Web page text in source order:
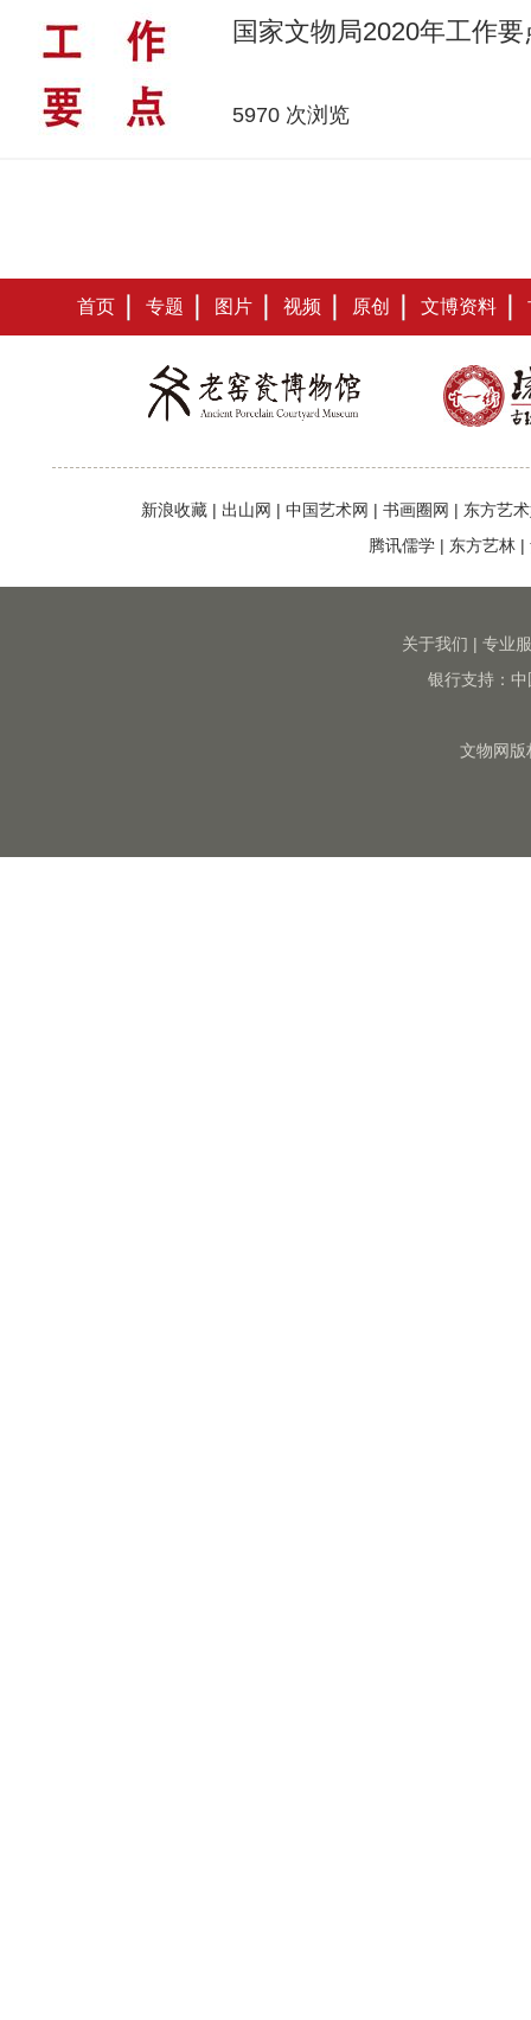
国家文物局2020年工作要
5970 次浏览
首页 专题 图片 视频 原创 文博资料
新浪收藏 | 出山网 | 中国艺术网 | 书画圈网 | 东方艺
腾讯儒学 | 东方艺林 |
关于我们 | 专业
银行支持：
文物网